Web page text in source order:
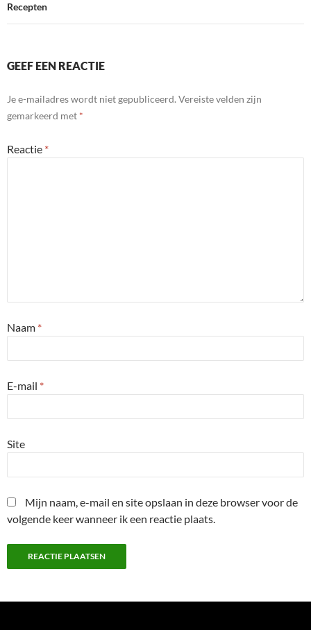
Recepten
GEEF EEN REACTIE
Je e-mailadres wordt niet gepubliceerd. Vereiste velden zijn
gemarkeerd met *
Reactie *
Naam *
E-mail *
Site
Mijn naam, e-mail en site opslaan in deze browser voor de
volgende keer wanneer ik een reactie plaats.